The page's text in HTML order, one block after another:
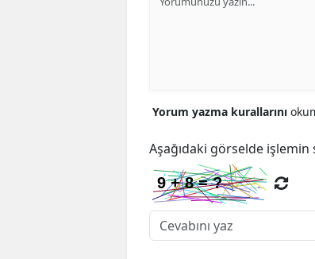
Yorum yazma kurallarını
Aşağıdaki görselde işlemin